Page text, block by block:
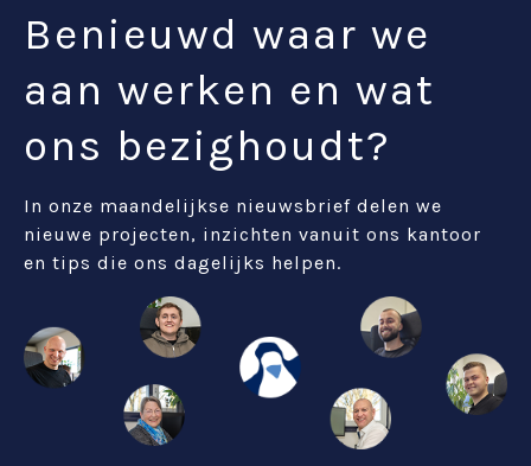
Benieuwd waar we
aan werken en wat
ons bezighoudt?
In onze maandelijkse nieuwsbrief delen we
nieuwe projecten, inzichten vanuit ons kantoor
en tips die ons dagelijks helpen.